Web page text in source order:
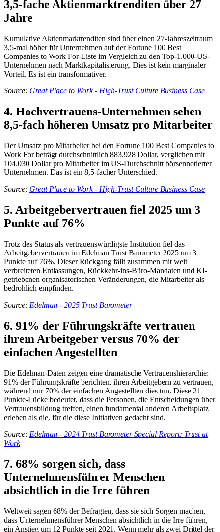
3,5-fache Aktienmarktrenditen über 27
Jahre
Kumulative Aktienmarktrenditen sind über einen 27-Jahreszeitraum
3,5-mal höher für Unternehmen auf der Fortune 100 Best
Companies to Work For-Liste im Vergleich zu den Top-1.000-US-
Unternehmen nach Marktkapitalisierung. Dies ist kein marginaler
Vorteil. Es ist ein transformativer.
Source: Great Place to Work - High-Trust Culture Business Case
4. Hochvertrauens-Unternehmen sehen
8,5-fach höheren Umsatz pro Mitarbeiter
Der Umsatz pro Mitarbeiter bei den Fortune 100 Best Companies to
Work For beträgt durchschnittlich 883.928 Dollar, verglichen mit
104.030 Dollar pro Mitarbeiter im US-Durchschnitt börsennotierter
Unternehmen. Das ist ein 8,5-facher Unterschied.
Source: Great Place to Work - High-Trust Culture Business Case
5. Arbeitgebervertrauen fiel 2025 um 3
Punkte auf 76%
Trotz des Status als vertrauenswürdigste Institution fiel das
Arbeitgebervertrauen im Edelman Trust Barometer 2025 um 3
Punkte auf 76%. Dieser Rückgang fällt zusammen mit weit
verbreiteten Entlassungen, Rückkehr-ins-Büro-Mandaten und KI-
getriebenen organisatorischen Veränderungen, die Mitarbeiter als
bedrohlich empfinden.
Source: Edelman - 2025 Trust Barometer
6. 91% der Führungskräfte vertrauen
ihrem Arbeitgeber versus 70% der
einfachen Angestellten
Die Edelman-Daten zeigen eine dramatische Vertrauenshierarchie:
91% der Führungskräfte berichten, ihren Arbeitgebern zu vertrauen,
während nur 70% der einfachen Angestellten dies tun. Diese 21-
Punkte-Lücke bedeutet, dass die Personen, die Entscheidungen über
Vertrauensbildung treffen, einen fundamental anderen Arbeitsplatz
erleben als die, für die diese Initiativen gedacht sind.
Source: Edelman - 2024 Trust Barometer Special Report: Trust at
Work
7. 68% sorgen sich, dass
Unternehmensführer Menschen
absichtlich in die Irre führen
Weltweit sagen 68% der Befragten, dass sie sich Sorgen machen,
dass Unternehmensführer Menschen absichtlich in die Irre führen,
ein Anstieg um 12 Punkte seit 2021. Wenn mehr als zwei Drittel der